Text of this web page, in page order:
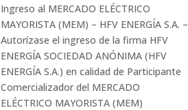
Ingreso al MERCADO ELÉCTRICO
MAYORISTA (MEM) – HFV ENERGÍA S.A. –
Autorízase el ingreso de la firma HFV
ENERGÍA SOCIEDAD ANÓNIMA (HFV
ENERGÍA S.A.) en calidad de Participante
Comercializador del MERCADO
ELÉCTRICO MAYORISTA (MEM)